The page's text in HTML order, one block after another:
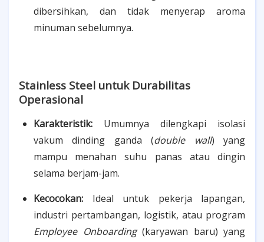
dibersihkan, dan tidak menyerap aroma
minuman sebelumnya.
Stainless Steel untuk Durabilitas
Operasional
Karakteristik: Umumnya dilengkapi isolasi
vakum dinding ganda (double wall) yang
mampu menahan suhu panas atau dingin
selama berjam-jam.
Kecocokan: Ideal untuk pekerja lapangan,
industri pertambangan, logistik, atau program
Employee Onboarding(karyawan baru) yang